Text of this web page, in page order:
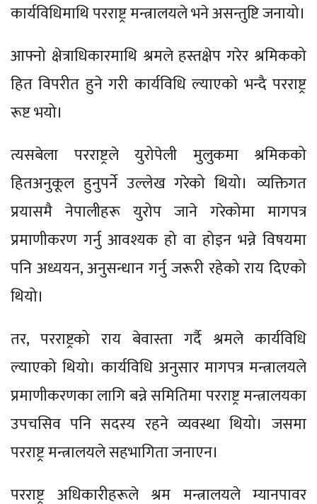
कार्यविधिमाथि परराष्ट्र मन्त्रालयले भने असन्तुष्टि जनायो।
आफ्नो क्षेत्राधिकारमाथि श्रमले हस्तक्षेप गरेर श्रमिकको
हित विपरीत हुने गरी कार्यविधि ल्याएको भन्दै परराष्ट्र
रूष्ट भयो।
त्यसबेला परराष्ट्रले युरोपेली मुलुकमा श्रमिकको
हितअनुकूल हुनुपर्ने उल्लेख गरेको थियो। व्यक्तिगत
प्रयासमै नेपालीहरू युरोप जाने गरेकोमा मागपत्र
प्रमाणीकरण गर्नु आवश्यक हो वा होइन भन्ने विषयमा
पनि अध्ययन, अनुसन्धान गर्नु जरूरी रहेको राय दिएको
थियो।
तर, परराष्ट्रको राय बेवास्ता गर्दै श्रमले कार्यविधि
ल्याएको थियो। कार्यविधि अनुसार मागपत्र मन्त्रालयले
प्रमाणीकरणका लागि बन्ने समितिमा परराष्ट्र मन्त्रालयका
उपचसिव पनि सदस्य रहने व्यवस्था थियो। जसमा
परराष्ट्र मन्त्रालयले सहभागिता जनाएन।
परराष्ट्र अधिकारीहरूले श्रम मन्त्रालयले म्यानपावर